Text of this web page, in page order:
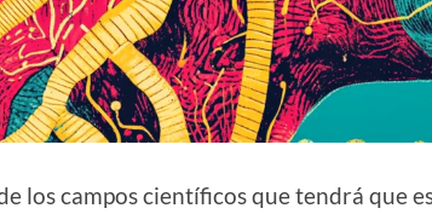
los campos científicos que tendrá que